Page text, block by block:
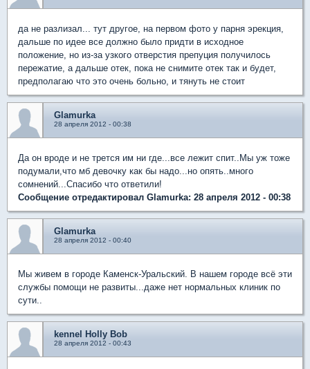
да не разлизал... тут другое, на первом фото у парня эрекция,
дальше по идее все должно было придти в исходное
положение, но из-за узкого отверстия препуция получилось
пережатие, а дальше отек, пока не снимите отек так и будет,
предполагаю что это очень больно, и тянуть не стоит
Glamurka
28 апреля 2012 - 00:38
Да он вроде и не трется им ни где...все лежит спит..Мы уж тоже
подумали,что мб девочку как бы надо...но опять..много
сомнений...Спасибо что ответили!
Сообщение отредактировал Glamurka: 28 апреля 2012 - 00:38
Glamurka
28 апреля 2012 - 00:40
Мы живем в городе Каменск-Уральский. В нашем городе всё эти
службы помощи не развиты...даже нет нормальных клиник по
сути..
kennel Holly Bob
28 апреля 2012 - 00:43